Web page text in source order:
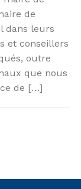
de
dans leurs
et conseillers
outre
que nous
de […]